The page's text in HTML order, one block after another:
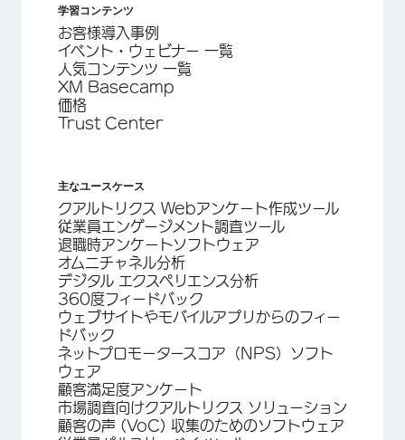
学習コンテンツ
お客様導入事例
イベント・ウェビナー 一覧
人気コンテンツ 一覧
XM Basecamp
価格
Trust Center
主なユースケース
クアルトリクス Webアンケート作成ツール
従業員エンゲージメント調査ツール
退職時アンケートソフトウェア
オムニチャネル分析
デジタル エクスペリエンス分析
360度フィードバック
ウェブサイトやモバイルアプリからのフィー
ドバック
ネットプロモータースコア（NPS）ソフト
ウェア
顧客満足度アンケート
市場調査向けクアルトリクス ソリューション
顧客の声 (VoC) 収集のためのソフトウェア